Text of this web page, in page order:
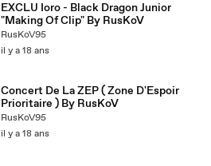
EXCLU Ioro - Black Dragon Junior
"Making Of Clip" By RusKoV
RusKoV95
il y a 18 ans
Concert De La ZEP ( Zone D'Espoir
Prioritaire ) By RusKoV
RusKoV95
il y a 18 ans